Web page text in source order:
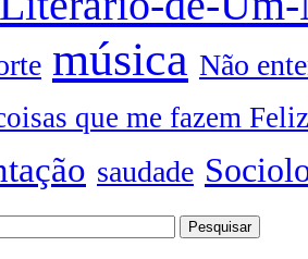
música Não
que me fazem Feliz
saudade